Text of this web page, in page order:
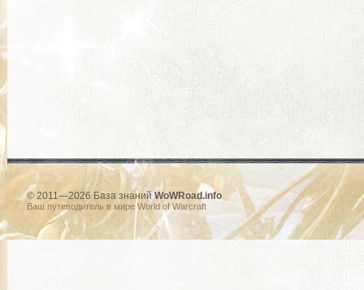
© 2011—2026 База знанийWoWRoad.info
Ваш путеводитель в мире World of Warcraft